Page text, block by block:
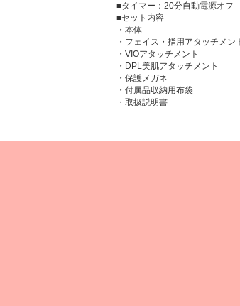
■タイマー：20分自動電源オフ
■セット内容
・本体
・フェイス・指用アタッチメン
・VIOアタッチメント
・DPL美肌アタッチメント
・保護メガネ
・付属品収納用布袋
・取扱説明書